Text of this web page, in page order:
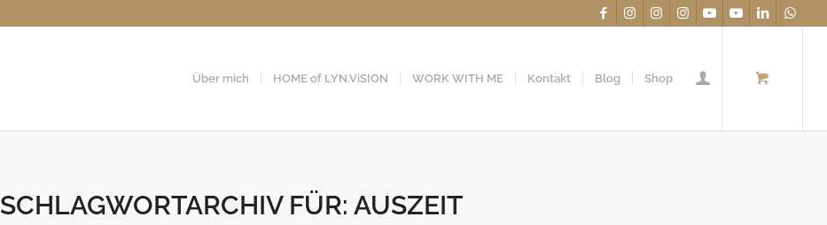
Über mich HOME of LYN.ViSION WORK WITH ME Kontakt Blog Shop
SCHLAGWORTARCHIV FÜR: AUSZEIT